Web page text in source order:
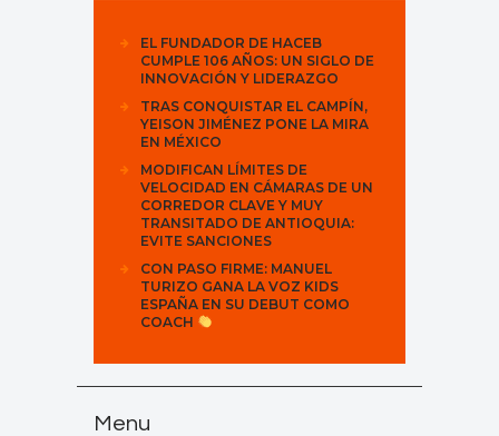
EL FUNDADOR DE HACEB
CUMPLE 106 AÑOS: UN SIGLO DE
INNOVACIÓN Y LIDERAZGO
TRAS CONQUISTAR EL CAMPÍN,
YEISON JIMÉNEZ PONE LA MIRA
EN MÉXICO
MODIFICAN LÍMITES DE
VELOCIDAD EN CÁMARAS DE UN
CORREDOR CLAVE Y MUY
TRANSITADO DE ANTIOQUIA:
EVITE SANCIONES
CON PASO FIRME: MANUEL
TURIZO GANA LA VOZ KIDS
ESPAÑA EN SU DEBUT COMO
COACH
Menu